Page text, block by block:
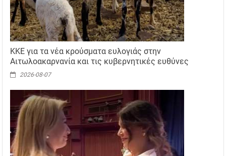
ΚΚΕ για τα νέα κρούσματα ευλογιάς στην
Αιτωλοακαρνανία και τις κυβερνητικές ευθύνες
2026-08-07